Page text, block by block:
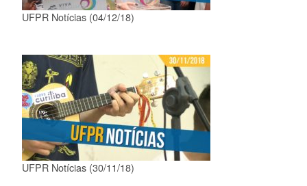
UFPR Notícias (04/12/18)
UFPR Notícias (30/11/18)